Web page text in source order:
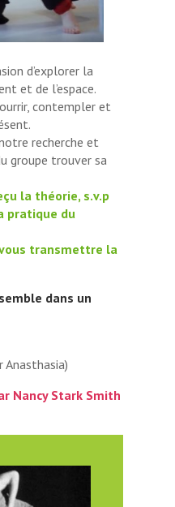
d’explorer la
et de l’espace.
contempler et
recherche et
groupe trouver sa
la théorie, s.v.p
pratique du
transmettre la
dans un
Anasthasia)
Nancy Stark Smith